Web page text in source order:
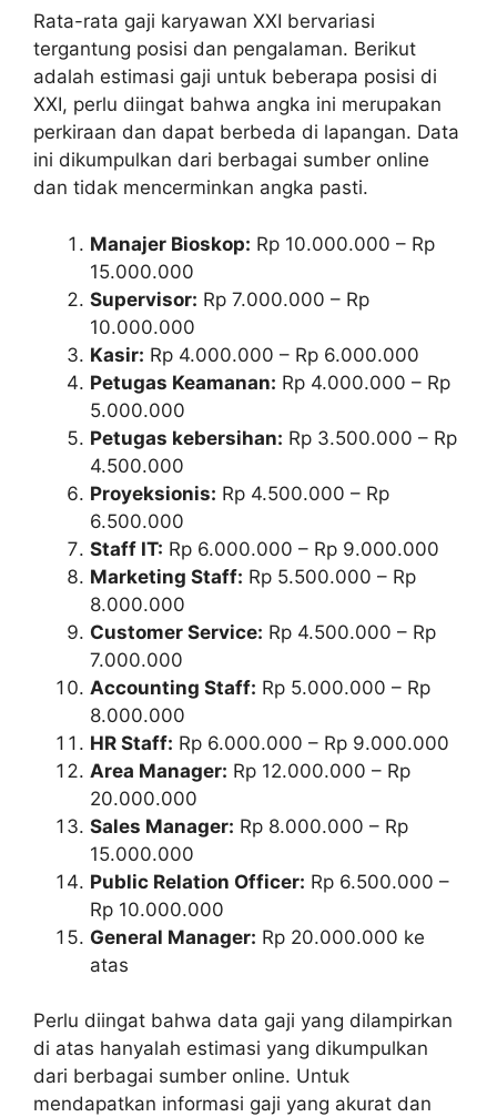
Rata-rata gaji karyawan XXI bervariasi
tergantung posisi dan pengalaman. Berikut
adalah estimasi gaji untuk beberapa posisi di
XXI, perlu diingat bahwa angka ini merupakan
perkiraan dan dapat berbeda di lapangan. Data
ini dikumpulkan dari berbagai sumber online
dan tidak mencerminkan angka pasti.
Manajer Bioskop: Rp 10.000.000 – Rp
15.000.000
Supervisor: Rp 7.000.000 – Rp
10.000.000
Kasir: Rp 4.000.000 – Rp 6.000.000
Petugas Keamanan: Rp 4.000.000 – Rp
5.000.000
Petugas kebersihan: Rp 3.500.000 – Rp
4.500.000
Proyeksionis: Rp 4.500.000 – Rp
6.500.000
Staff IT: Rp 6.000.000 – Rp 9.000.000
Marketing Staff: Rp 5.500.000 – Rp
8.000.000
Customer Service: Rp 4.500.000 – Rp
7.000.000
Accounting Staff: Rp 5.000.000 – Rp
8.000.000
HR Staff: Rp 6.000.000 – Rp 9.000.000
Area Manager: Rp 12.000.000 – Rp
20.000.000
Sales Manager: Rp 8.000.000 – Rp
15.000.000
Public Relation Officer: Rp 6.500.000 –
Rp 10.000.000
General Manager: Rp 20.000.000 ke
atas
Perlu diingat bahwa data gaji yang dilampirkan
di atas hanyalah estimasi yang dikumpulkan
dari berbagai sumber online. Untuk
mendapatkan informasi gaji yang akurat dan